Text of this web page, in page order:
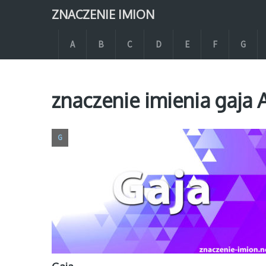
ZNACZENIE IMION
A B C D E F G
znaczenie imienia gaja
G